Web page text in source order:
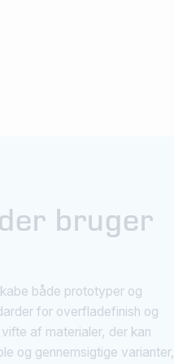
bruger
både prototyper og
for overfladefinish og
af materialer, der kan
og gennemsigtige varianter,